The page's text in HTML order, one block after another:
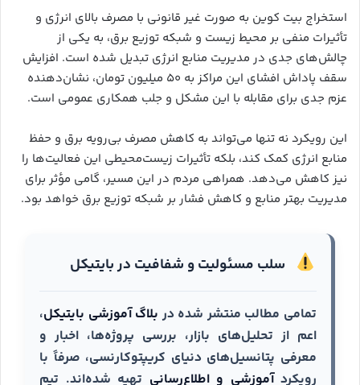
استخراج بیت کوین به صورت غیر قانونی با مصرف بالای انرژی و
تأثیرات منفی بر محیط زیست و شبکه توزیع برق، به یکی از
چالش‌های جدی در مدیریت منابع انرژی تبدیل شده است. افزایش
سقف پاداش افشای این مراکز به ۵۰ میلیون تومان، نشان‌دهنده
عزم جدی برای مقابله با این مشکل و جلب همکاری عمومی است.
این رویکرد نه تنها می‌تواند به کاهش مصرف بی‌رویه برق و حفظ
منابع انرژی کمک کند، بلکه تأثیرات زیست‌محیطی این فعالیت‌ها را
نیز کاهش می‌دهد. همراهی مردم در این مسیر، گامی مؤثر برای
مدیریت بهتر منابع و کاهش فشار بر شبکه توزیع برق خواهد بود.
سلب مسئولیت و شفافیت در بایتیکل
تمامی مطالب منتشر شده در بلاگ آموزشی بایتیکل،
اعم از تحلیل‌های بازار، بررسی پروژه‌ها، اخبار و
معرفی پتانسیل‌های دنیای کریپتوکارنسی، صرفاً با
رویکردآموزشی و اطلاع‌رسانی تهیه شده‌اند. تیم